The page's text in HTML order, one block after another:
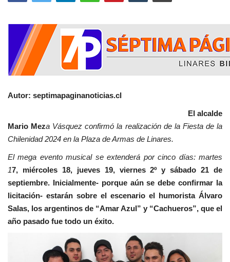
Autor: septimapaginanoticias.cl
El alcalde
Mario Meza Vásquez confirmó la realización de la Fiesta de la
Chilenidad 2024 en la Plaza de Armas de Linares.
El mega evento musical se extenderá por cinco días: martes
17, miércoles 18, jueves 19, viernes 2º y sábado 21 de
septiembre. Inicialmente- porque aún se debe confirmar la
licitación- estarán sobre el escenario el humorista Álvaro
Salas, los argentinos de “Amar Azul” y “Cachueros”, que el
año pasado fue todo un éxito.